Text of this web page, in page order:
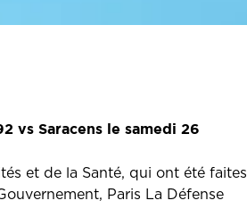
vs Saracens le samedi 26
et de la Santé, qui ont été faites
Paris La Défense